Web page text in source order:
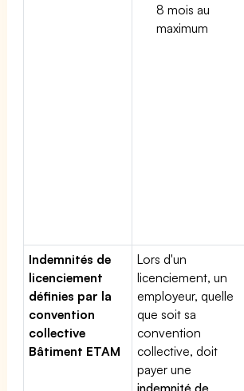
8 mois au
maximum
Indemnités de
licenciement
définies par la
convention
collective
Bâtiment ETAM
Lors d'un
licenciement, un
employeur, quelle
que soit sa
convention
collective, doit
payer une
indemnité de